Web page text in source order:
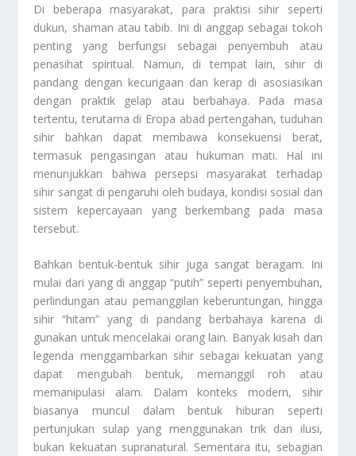
Di beberapa masyarakat, para praktisi sihir seperti
dukun, shaman atau tabib. Ini di anggap sebagai tokoh
penting yang berfungsi sebagai penyembuh atau
penasihat spiritual. Namun, di tempat lain, sihir di
pandang dengan kecurigaan dan kerap di asosiasikan
dengan praktik gelap atau berbahaya. Pada masa
tertentu, terutama di Eropa abad pertengahan, tuduhan
sihir bahkan dapat membawa konsekuensi berat,
termasuk pengasingan atau hukuman mati. Hal ini
menunjukkan bahwa persepsi masyarakat terhadap
sihir sangat di pengaruhi oleh budaya, kondisi sosial dan
sistem kepercayaan yang berkembang pada masa
tersebut.
Bahkan bentuk-bentuk sihir juga sangat beragam. Ini
mulai dari yang di anggap “putih” seperti penyembuhan,
perlindungan atau pemanggilan keberuntungan, hingga
sihir “hitam” yang di pandang berbahaya karena di
gunakan untuk mencelakai orang lain. Banyak kisah dan
legenda menggambarkan sihir sebagai kekuatan yang
dapat mengubah bentuk, memanggil roh atau
memanipulasi alam. Dalam konteks modern, sihir
biasanya muncul dalam bentuk hiburan seperti
pertunjukan sulap yang menggunakan trik dan ilusi,
bukan kekuatan supranatural. Sementara itu, sebagian